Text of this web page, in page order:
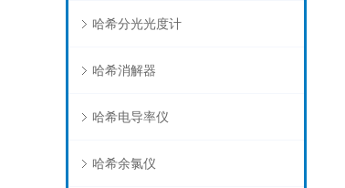
哈希分光光度计
哈希消解器
哈希电导率仪
哈希余氯仪